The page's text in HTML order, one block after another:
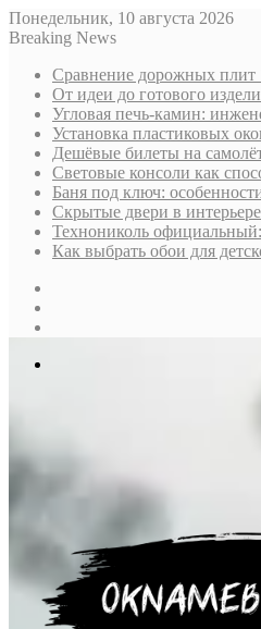
Понедельник, 10 августа 2026
Breaking News
Сравнение дорожных плит
От идеи до готового
Угловая печь-камин:
Установка пластиковых
Дешёвые билеты на
Световые консоли как
Баня под ключ:
Скрытые двери в
Технониколь
Как выбрать обои для